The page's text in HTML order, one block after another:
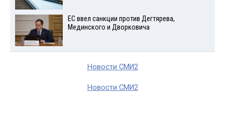
ЕС ввел санкции против Дегтярева,
Мединского и Дворковича
Новости СМИ2
Новости СМИ2